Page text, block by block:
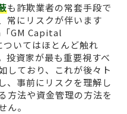
も詐欺業者の常套手段で
常にリスクが伴います
GM Capital
いてはほとんど触れ
投資家が最も重要視すべ
しており、これが後々ト
、事前にリスクを理解し
方法や資金管理の方法を
ん。